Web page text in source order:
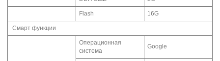
Flash 16G
Смарт функции
Операционная
система
Google